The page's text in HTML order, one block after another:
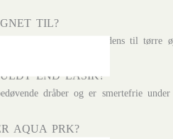
TIL?
med aktiv livsstil, tendens til tørre
END LASIK?
dråber og er smertefrie
AQUA PRK?